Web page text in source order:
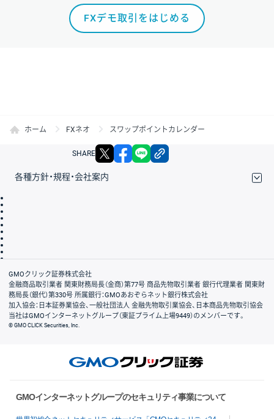
FXデモ取引をはじめる
ホーム FXネオ スワップポイントカレンダー
SHARE X facebook
各種方針・規程・会社案内
会社案内
GMOクリック証券株式会社
金融商品取引業者 関東財務局長（金商）第77号 商品先物取引業者 銀行代理業者 関東財
務局長（銀代）第330号 所属銀行：GMOあおぞらネット銀行株式会社
加入協会：日本証券業協会、一般社団法人 金融先物取引業協会、日本商品先物取引協会
当社はGMOインターネットグループ（東証プライム上場9449）のメンバーです。
© GMO CLICK Securities, Inc.
GMOインターネットグループのセキュリティ事業について